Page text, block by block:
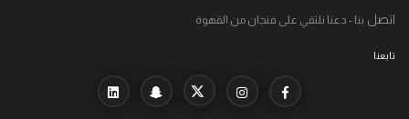
اتصل بنا - دعنا نلتقي على فنجان من القهوة
تابعنا